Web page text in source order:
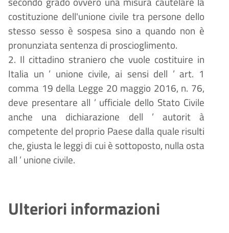
costituzione dell'unione civile tra persone dello
stesso sesso è sospesa sino a quando non è
pronunziata sentenza di proscioglimento.
2. Il cittadino straniero che vuole costituire in
Italia un ’ unione civile, ai sensi dell ’ art. 1
comma 19 della Legge 20 maggio 2016, n. 76,
deve presentare all ’ ufficiale dello Stato Civile
anche una dichiarazione dell
’ autorit
à
competente del proprio Paese dalla quale risulti
che, giusta le leggi di cui è sottoposto, nulla osta
all ’ unione civile.
Ulteriori informazioni